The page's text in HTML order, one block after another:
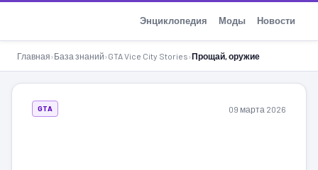
Энциклопедия Моды Новости
Главная›База знаний›GTA Vice City Stories›Прощай, оружие
GTA 09 марта 2026